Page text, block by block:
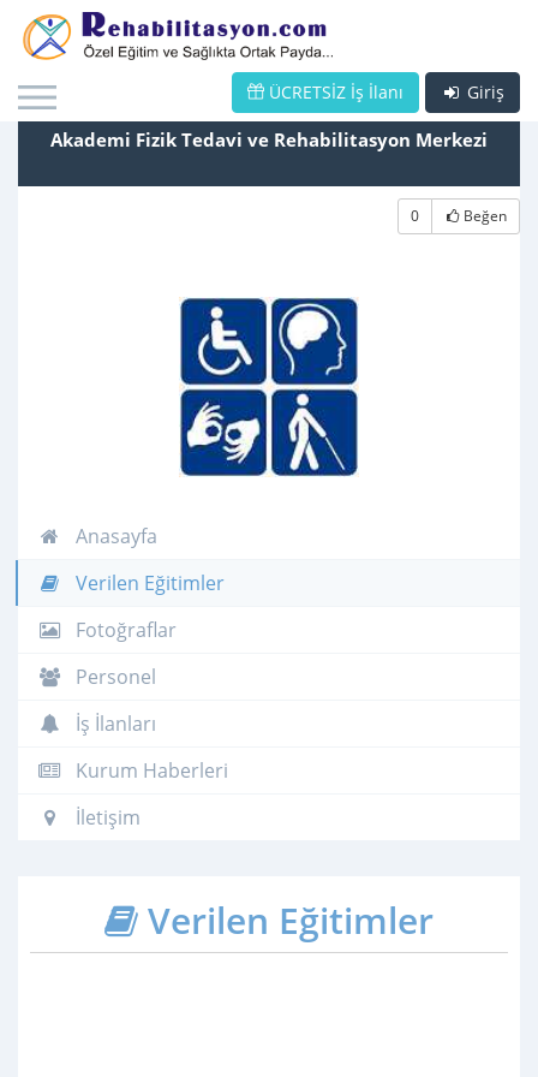
Giriş
ÜCRETSİZ İş İlanı
Akademi Fizik Tedavi ve Rehabilitasyon Merkezi
0 Beğen
Anasayfa
Verilen Eğitimler
Fotoğraflar
Personel
İş İlanları
Kurum Haberleri
İletişim
Verilen Eğitimler